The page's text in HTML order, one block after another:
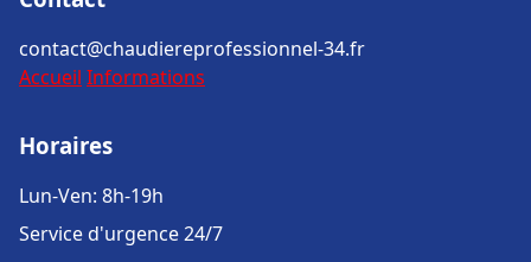
contact@chaudiereprofessionnel-34.fr
Accueil Informations
Horaires
Lun-Ven: 8h-19h
Service d'urgence 24/7